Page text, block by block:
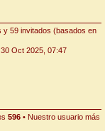
y 59 invitados (basados en
Oct 2025, 07:47
596 • Nuestro usuario más